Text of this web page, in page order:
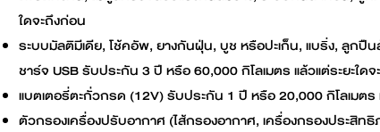
ใดจะถึงก่อน
ระบบมัลติมีเดีย, โช้คอัพ, ยางกันฝุ่น, บูช หรือปะเก็น, แบริ่ง, ลูก
ชาร์จ USB รับประกัน 3 ปี หรือ 60,000 กิโลเมตร แล้วแต่ระยะใด
แบตเตอรี่ตะกั่วกรด (12V) รับประกัน 1 ปี หรือ 20,000 กิโลเมตร
ตัวกรองเครื่องปรับอากาศ (ไส้กรองอากาศ, เครื่องกรองประสิ